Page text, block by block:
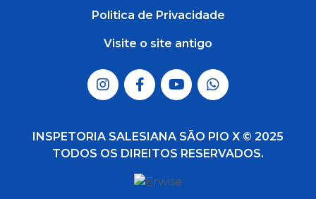
Politica de Privacidade
Visite o site antigo
INSPETORIA SALESIANA SÃO PIO X © 2025
TODOS OS DIREITOS RESERVADOS.